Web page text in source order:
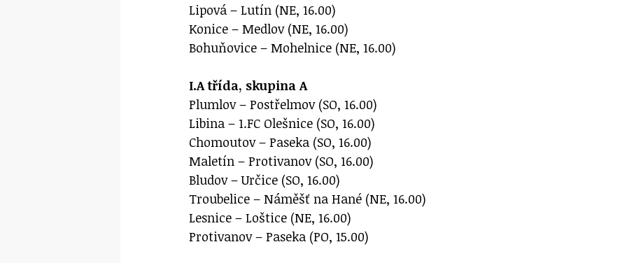
Lipová – Lutín (NE, 16.00)
Konice – Medlov (NE, 16.00)
Bohuňovice – Mohelnice (NE, 16.00)
I.A třída, skupina A
Plumlov – Postřelmov (SO, 16.00)
Libina – 1.FC Olešnice (SO, 16.00)
Chomoutov – Paseka (SO, 16.00)
Maletín – Protivanov (SO, 16.00)
Bludov – Určice (SO, 16.00)
Troubelice – Náměšť na Hané (NE, 16.00)
Lesnice – Loštice (NE, 16.00)
Protivanov – Paseka (PO, 15.00)